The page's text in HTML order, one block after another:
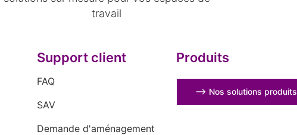
travail
Support client
FAQ
SAV
Demande d'aménagement
Produits
⟶ Nos solutions produits